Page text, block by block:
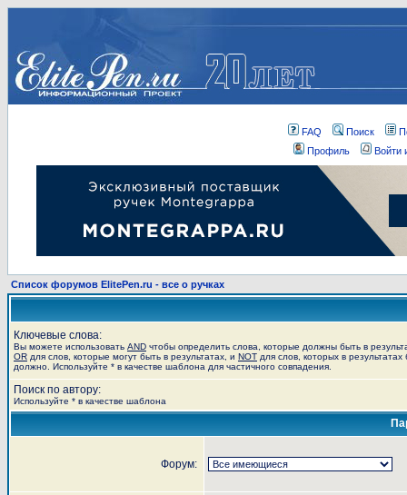
FAQ Поиск
Профиль
Войти
Список форумов ElitePen.ru - все о ручках
Ключевые слова:
Вы можете использовать AND чтобы определить слова, которые должны быть в
OR для слов, которые могут быть в результатах, и NOT для слов, которых в результатах
должно. Используйте * в качестве шаблона для частичного совпадения.
Поиск по автору:
Используйте * в качестве шаблона
Форум: